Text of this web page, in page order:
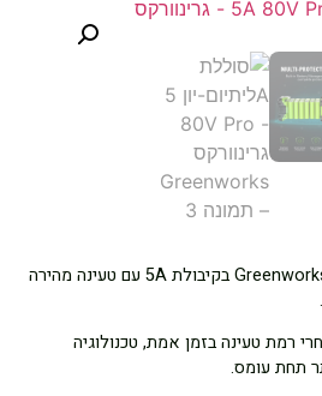
סוללת ליתיום-יון Greenworks Pro 80V בקיבולת 5A עם טעינה מהירה
רמת טעינה בזמן אמת, טכנולוגיה
תחת עומס.